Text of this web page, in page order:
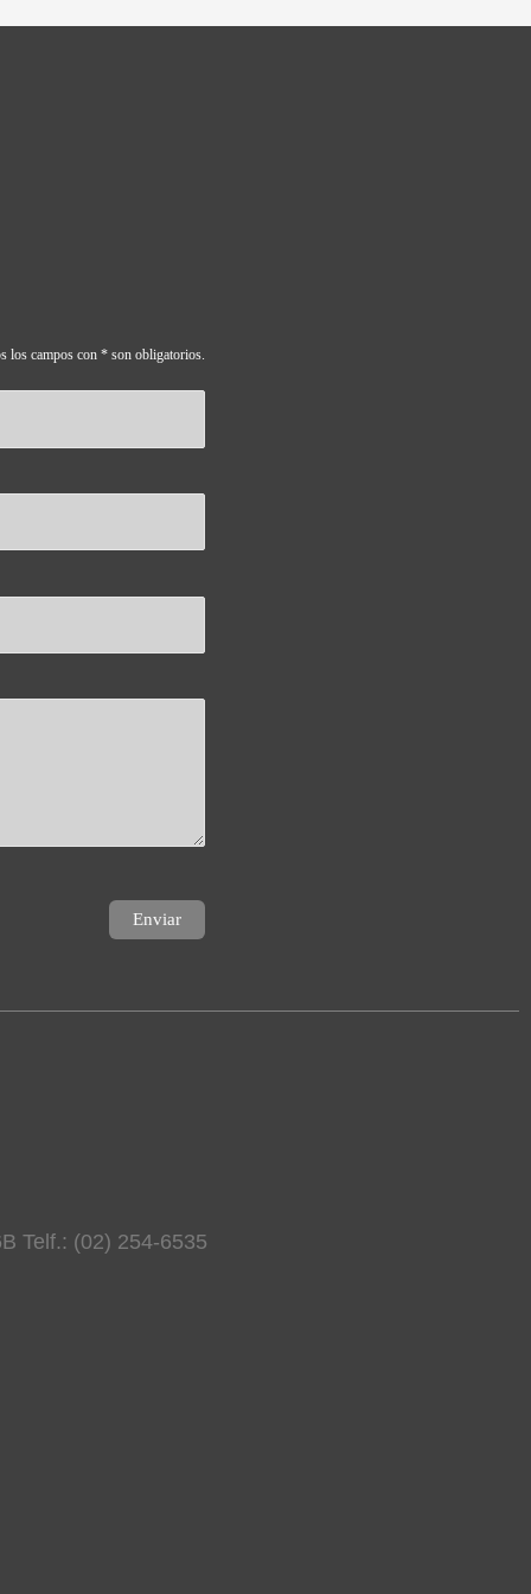
los campos con * son obligatorios.
Telf.: (02) 254-6535